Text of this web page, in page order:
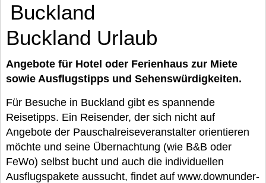
Buckland
Buckland Urlaub
Angebote für Hotel oder Ferienhaus zur Miete
sowie Ausflugstipps und Sehenswürdigkeiten.
Für Besuche in Buckland gibt es spannende
Reisetipps. Ein Reisender, der sich nicht auf
Angebote der Pauschalreiseveranstalter orientieren
möchte und seine Übernachtung (wie B&B oder
FeWo) selbst bucht und auch die individuellen
Ausflugspakete aussucht, findet auf www.downunder-